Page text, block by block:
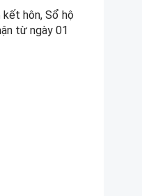
hôn, Sổ hộ
từ ngày 01